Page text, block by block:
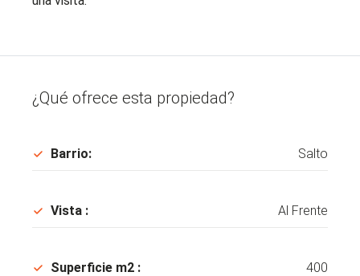
¿Qué ofrece esta propiedad?
Barrio: Salto
Vista : Al Frente
Superficie m2 : 400